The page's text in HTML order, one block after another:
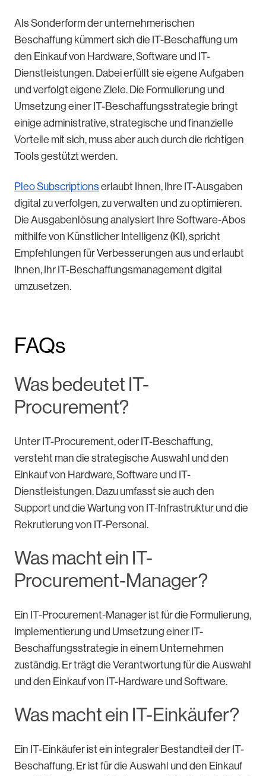
Als Sonderform der unternehmerischen
Beschaffung kümmert sich die IT-Beschaffung um
den Einkauf von Hardware, Software und IT-
Dienstleistungen. Dabei erfüllt sie eigene Aufgaben
und verfolgt eigene Ziele. Die Formulierung und
Umsetzung einer IT-Beschaffungsstrategie bringt
einige administrative, strategische und finanzielle
Vorteile mit sich, muss aber auch durch die richtigen
Tools gestützt werden.
Pleo Subscriptionserlaubt Ihnen, Ihre IT-Ausgaben
digital zu verfolgen, zu verwalten und zu optimieren.
Die Ausgabenlösung analysiert Ihre Software-Abos
mithilfe von Künstlicher Intelligenz (KI), spricht
Empfehlungen für Verbesserungen aus und erlaubt
Ihnen, Ihr IT-Beschaffungsmanagement digital
umzusetzen.
FAQs
Was bedeutet IT-
Procurement?
Unter IT-Procurement, oder IT-Beschaffung,
versteht man die strategische Auswahl und den
Einkauf von Hardware, Software und IT-
Dienstleistungen. Dazu umfasst sie auch den
Support und die Wartung von IT-Infrastruktur und die
Rekrutierung von IT-Personal.
Was macht ein IT-
Procurement-Manager?
Ein IT-Procurement-Manager ist für die Formulierung,
Implementierung und Umsetzung einer IT-
Beschaffungsstrategie in einem Unternehmen
zuständig. Er trägt die Verantwortung für die Auswahl
und den Einkauf von IT-Hardware und Software.
Was macht ein IT-Einkäufer?
Ein IT-Einkäufer ist ein integraler Bestandteil der IT-
Beschaffung. Er ist für die Auswahl und den Einkauf